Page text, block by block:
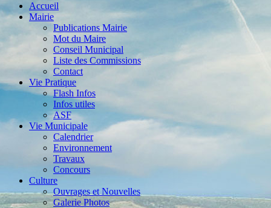
Accueil
Mairie
Publications Mairie
Mot du Maire
Conseil Municipal
Liste des Commissions
Contact
Vie Pratique
Flash Infos
Infos utiles
ASF
Vie Municipale
Calendrier
Environnement
Travaux
Concours
Culture
Ouvrages et Nouvelles
Galerie Photos